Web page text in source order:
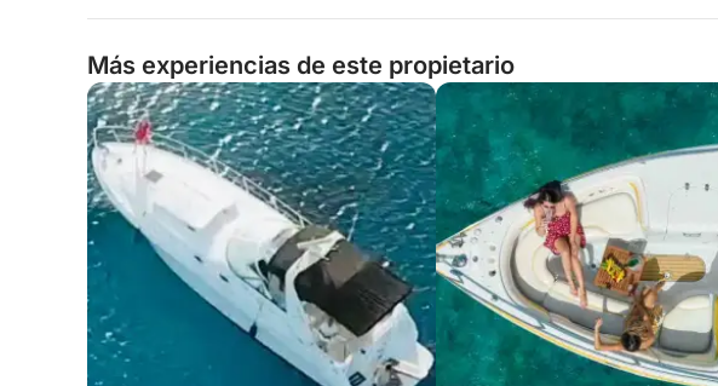
Más experiencias de este propietario